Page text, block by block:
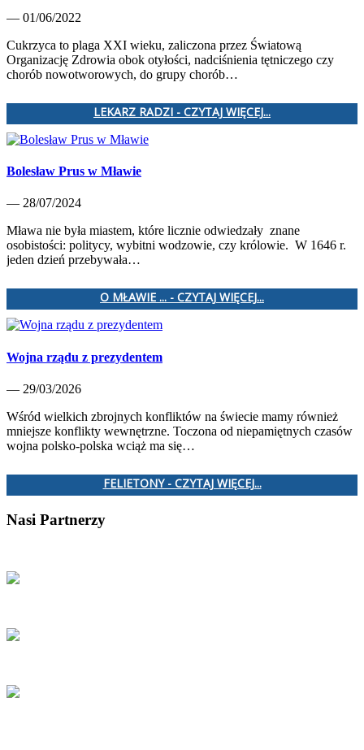
— 01/06/2022
Cukrzyca to plaga XXI wieku, zaliczona przez Światową
Organizację Zdrowia obok otyłości, nadciśnienia tętniczego czy
chorób nowotworowych, do grupy chorób…
LEKARZ RADZI - CZYTAJ WIĘCEJ...
Bolesław Prus w Mławie
— 28/07/2024
Mława nie była miastem, które licznie odwiedzały znane
osobistości: politycy, wybitni wodzowie, czy królowie. W 1646 r.
jeden dzień przebywała…
O MŁAWIE ... - CZYTAJ WIĘCEJ...
Wojna rządu z prezydentem
— 29/03/2026
Wśród wielkich zbrojnych konfliktów na świecie mamy również
mniejsze konflikty wewnętrzne. Toczona od niepamiętnych czasów
wojna polsko-polska wciąż ma się…
FELIETONY - CZYTAJ WIĘCEJ...
Nasi Partnerzy